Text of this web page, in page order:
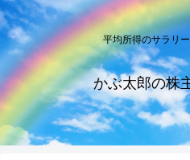
平均所得のサラリ
かぶ太郎の株